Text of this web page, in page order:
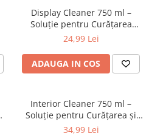
Display Cleaner 750 ml –
Soluție pentru Curățarea
Ecranelor Auto
24,99 Lei
ADAUGA IN COS
Interior Cleaner 750 ml –
Soluție pentru Curățarea și
Protejarea Plasticului,
34,99 Lei